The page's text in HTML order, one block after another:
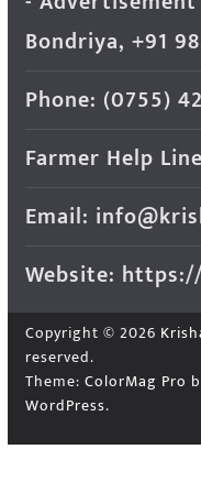
Bondriya, +91
Phone: (0755)
Farmer Help
Email:
Website:
Copyright © 2026
reserved.
Theme: ColorMag Pro
WordPress.